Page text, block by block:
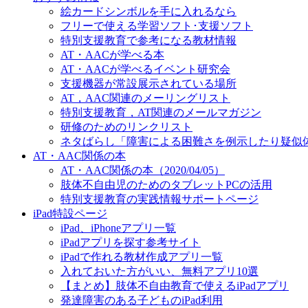
絵カードシンボルを手に入れるなら
フリーで使える学習ソフト･支援ソフト
特別支援教育で参考になる教材情報
AT・AACが学べる本
AT・AACが学べるイベント研究会
支援機器が常設展示されている場所
AT，AAC関連のメーリングリスト
特別支援教育，AT関連のメールマガジン
研修のためのリンクリスト
ネタばらし「障害による困難さを例示したり疑似
AT・AAC関係の本
AT・AAC関係の本（2020/04/05）
肢体不自由児のためのタブレットPCの活用
特別支援教育の実践情報サポートページ
iPad特設ページ
iPad、iPhoneアプリ一覧
iPadアプリを探す参考サイト
iPadで作れる教材作成アプリ一覧
入れておいた方がいい、無料アプリ10選
【まとめ】肢体不自由教育で使えるiPadアプリ
発達障害のある子どものiPad利用